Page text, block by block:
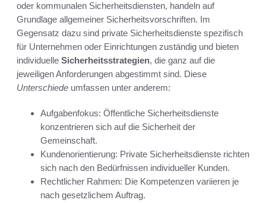
oder kommunalen Sicherheitsdiensten, handeln auf
Grundlage allgemeiner Sicherheitsvorschriften. Im
Gegensatz dazu sind private Sicherheitsdienste spezifisch
für Unternehmen oder Einrichtungen zuständig und bieten
individuelle Sicherheitsstrategien, die ganz auf die
jeweiligen Anforderungen abgestimmt sind. Diese
Unterschiede umfassen unter anderem:
Aufgabenfokus: Öffentliche Sicherheitsdienste
konzentrieren sich auf die Sicherheit der
Gemeinschaft.
Kundenorientierung: Private Sicherheitsdienste richten
sich nach den Bedürfnissen individueller Kunden.
Rechtlicher Rahmen: Die Kompetenzen variieren je
nach gesetzlichem Auftrag.